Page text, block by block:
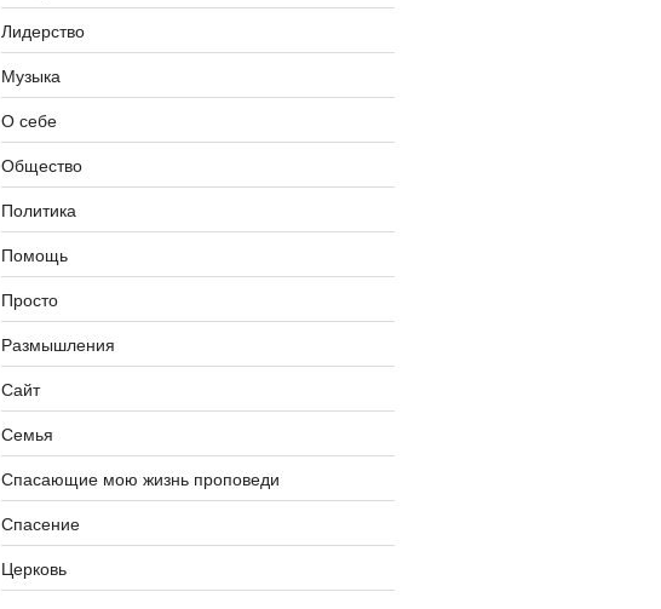
Лидерство
Музыка
О себе
Общество
Политика
Помощь
Просто
Размышления
Сайт
Семья
Спасающие мою жизнь проповеди
Спасение
Церковь